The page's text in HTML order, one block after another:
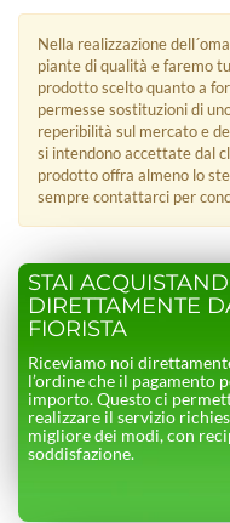
Nella realizzazione
piante di qualità e faremo
prodotto scelto quanto a
permesse sostituzioni di
reperibilità sul mercato e
si intendono accettate dal
prodotto offra almeno lo
sempre contattarci per
STAI
DIRETTAMENTE
FIORISTA
Riceviamo noi
l’ordine che il pagamento
importo. Questo ci
realizzare il servizio
migliore dei modi, con
soddisfazione.